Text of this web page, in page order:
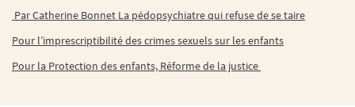
Par Catherine Bonnet La pédopsychiatre qui refuse de se taire
Pour l’imprescriptibilité des crimes sexuels sur les enfants
Pour la Protection des enfants, Réforme de la justice